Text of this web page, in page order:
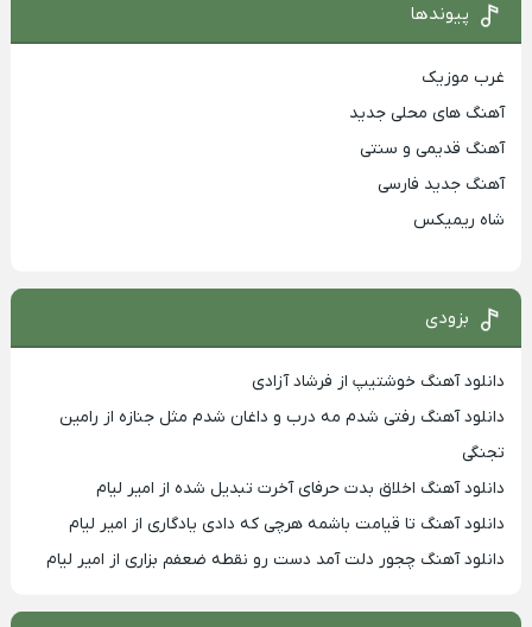
پیوندها
غرب موزیک
آهنگ های محلی جدید
آهنگ قدیمی و سنتی
آهنگ جدید فارسی
شاه ریمیکس
بزودی
دانلود آهنگ خوشتیپ از فرشاد آزادی
دانلود آهنگ رفتی شدم مه درب و داغان شدم مثل جنازه از رامین
تجنگی
دانلود آهنگ اخلاق بدت حرفای آخرت تبدیل شده از امیر لیام
دانلود آهنگ تا قیامت باشمه هرچی که دادی یادگاری از امیر لیام
دانلود آهنگ چجور دلت آمد دست رو نقطه ضعفم بزاری از امیر لیام